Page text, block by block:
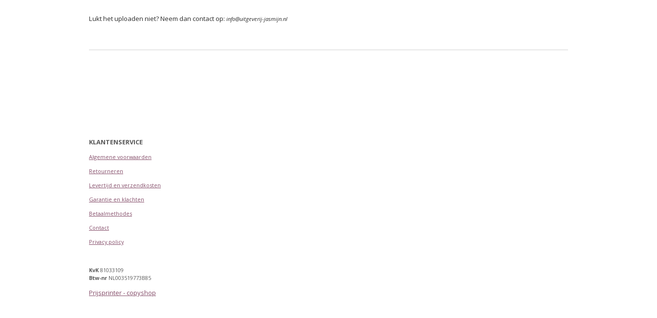
Lukt het uploaden niet? Neem dan contact op: info@uitgeverij-jasmijn.nl
KLANTENSERVICE
Algemene voorwaarden
Retourneren
Levertijd en verzendkosten
Garantie en klachten
Betaalmethodes
Contact
Privacy policy
KvK 81033109
Btw-nr NL003519773B85
Prijsprinter - copyshop